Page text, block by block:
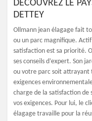
DÉCOUVREZ LE
DETTEY
Ollmann jean élagage fait
ou un parc magnifique.
satisfaction est sa priorité.
ses conseils d’expert. Son
ou votre parc soit attrayant
exigences
charge de la satisfaction
vos exigences. Pour lui, le
élagage travaille pour la